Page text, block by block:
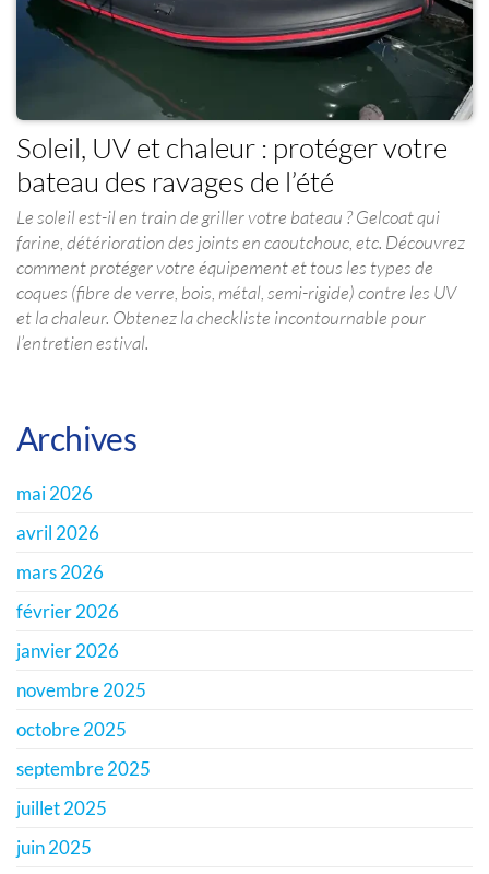
Soleil, UV et chaleur : protéger votre
bateau des ravages de l’été
Le soleil est-il en train de griller votre bateau ? Gelcoat qui
farine, détérioration des joints en caoutchouc, etc. Découvrez
comment protéger votre équipement et tous les types de
coques (fibre de verre, bois, métal, semi-rigide) contre les UV
et la chaleur. Obtenez la checkliste incontournable pour
l’entretien estival.
Archives
mai 2026
avril 2026
mars 2026
février 2026
janvier 2026
novembre 2025
octobre 2025
septembre 2025
juillet 2025
juin 2025